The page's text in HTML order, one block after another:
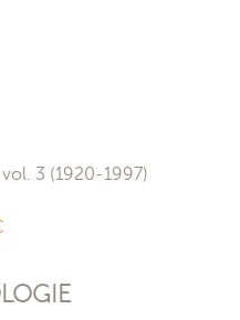
3 (1920-1997)